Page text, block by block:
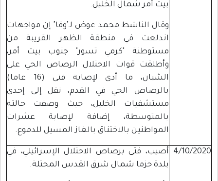
بيت أمر شمال الخليل.
وقال الناشط محمد عوض لـ"وفا" إن مواجهات
اندلعت في منطقة الظهر القريبة من
مستوطنة "كرمي تسور" جنوب بيت أمر،
وأطلقت قوات الاحتلال الرصاص الحي على
الشبان، ما أدى لإصابة فتى (16 عاما)
بالرصاص الحي في القدم، نقل إلى إحدى
مستشفيات الخليل، حيث وصفت حالته
بالمتوسطة، إضافة لإصابة عشرات
المواطنين بالاختناق بالغاز المسيل للدموع.
4/10/2020
أصيب، فتى برصاص الاحتلال الإسرائيلي، في
بلدة حزما شمال شرق القدس المحتلة.